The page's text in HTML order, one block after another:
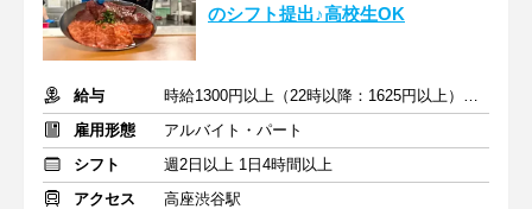
のシフト提出♪高校生OK
給与
時給1300円以上（22時以降：1625円以上）＋交通費支給
雇用形態
アルバイト・パート
シフト
週2日以上 1日4時間以上
アクセス
高座渋谷駅